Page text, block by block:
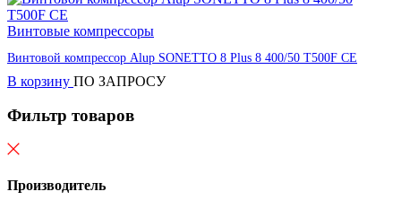
Винтовые компрессоры
Винтовой компрессор Alup SONETTO 8 Plus 8 400/50 T500F CE
В корзину ПО ЗАПРОСУ
Фильтр товаров
Производитель